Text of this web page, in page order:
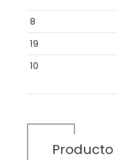
8
19
10
Producto